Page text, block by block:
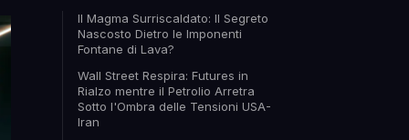
Il Magma Surriscaldato: Il Segreto
Nascosto Dietro le Imponenti
Fontane di Lava?
Wall Street Respira: Futures in
Rialzo mentre il Petrolio Arretra
Sotto l'Ombra delle Tensioni USA-
Iran